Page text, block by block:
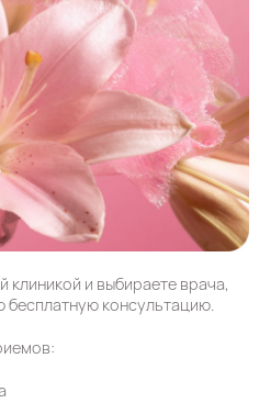
клиникой и выбираете врача,
бесплатную консультацию.